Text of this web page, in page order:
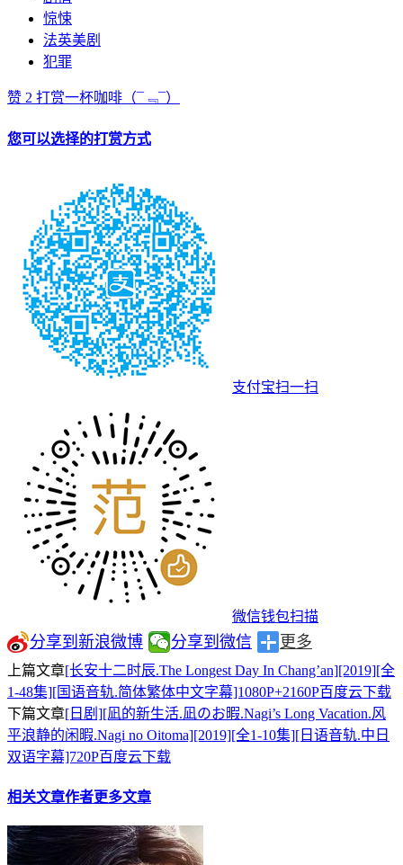
惊悚
法英美剧
犯罪
赞 2 打赏一杯咖啡 （¯﹃¯）
您可以选择的打赏方式
支付宝扫一扫
微信钱包扫描
分享到新浪微博 分享到微信 更多
上篇文章[长安十二时辰.The Longest Day In Chang’an][2019][全
1-48集][国语音轨.简体繁体中文字幕]1080P+2160P百度云下载
下篇文章[日剧][凪的新生活.凪のお暇.Nagi’s Long Vacation.风
平浪静的闲暇.Nagi no Oitoma][2019][全1-10集][日语音轨.中日
双语字幕]720P百度云下载
相关文章作者更多文章